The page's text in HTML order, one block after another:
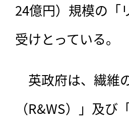
24億円）規模の「
受けとっている。
英政府は、 繊維
（R&WS）」及